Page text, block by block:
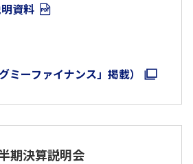
資料
ミーファイナンス」掲載）
期決算説明会